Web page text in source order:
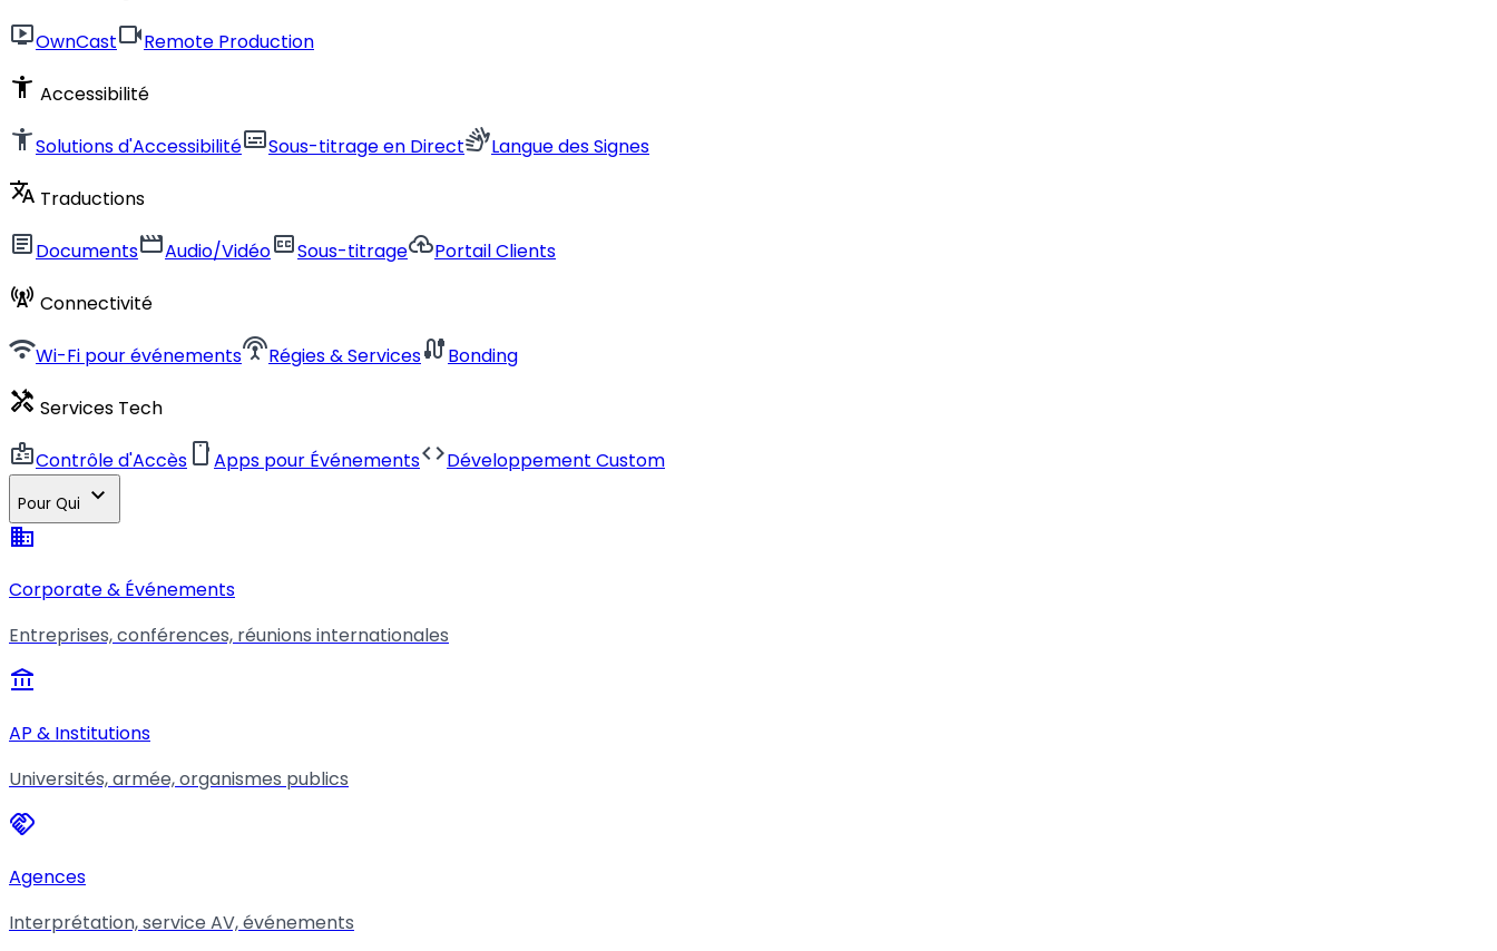
live_tvOwnCastvideocamRemote Production
accessibility_new Accessibilité
accessibility_newSolutions d'AccessibilitésubtitlesSous-titrage en Directsign_languageLangue des Signes
translate Traductions
articleDocumentsmovieAudio/Vidéoclosed_captionSous-titragecloud_uploadPortail Clients
cell_tower Connectivité
wifiWi-Fi pour événementssettings_input_antennaRégies & ServicescableBonding
handyman Services Tech
badgeContrôle d'Accès smartphoneApps pour ÉvénementscodeDéveloppement Custom
Pour Qui expand_more
business
Corporate & Événements
Entreprises, conférences, réunions internationales
account_balance
AP & Institutions
Universités, armée, organismes publics
handshake
Agences
Interprétation, service AV, événements